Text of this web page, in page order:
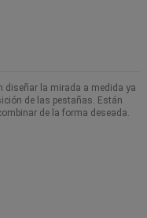
diseñar la mirada a medida ya
de las pestañas. Están
de la forma deseada.